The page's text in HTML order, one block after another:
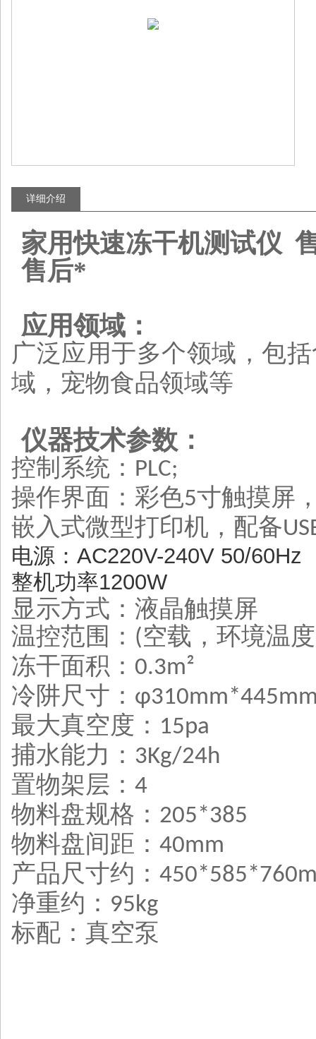
详细介绍
家用快速冻干机测试仪
售后*
应用领域：
广泛应用于多个领域，包
域 ， 宠物食品领域等
仪器技术参数：
控制系统： PLC;
操作界面：彩色5寸触摸屏
嵌入式微型打印机，配备
电源 ： AC220V-240V 50/60Hz
整机功率1200W
显示方式 ： 液晶触摸屏
温控范围 ： (空载，环境温度
冻干面积 ： 0.3m²
冷阱尺寸 ：
最大真空度 ： 15pa
捕水能力： 3Kg/24h
置物架层 ： 4
物料盘规格 ： 205*385
物料盘间距 ： 40mm
产品尺寸约：
净重约： 95kg
标配 ：真空泵